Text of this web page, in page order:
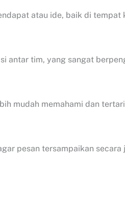
atau ide, baik di tempat
antar tim, yang sangat
mudah memahami dan
pesan tersampaikan